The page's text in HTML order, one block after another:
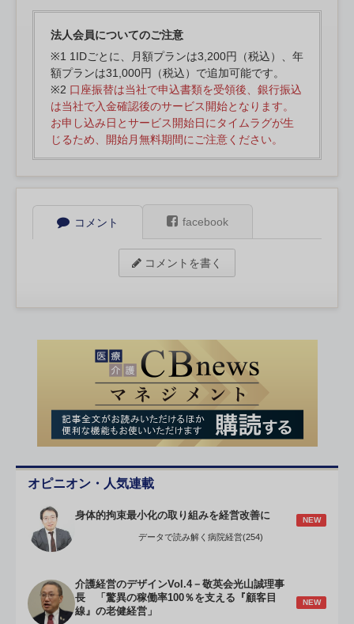
法人会員についてのご注意
※1 1IDごとに、月額プランは3,200円（税込）、年
額プランは31,000円（税込）で追加可能です。
※2 口座振替は当社で申込書類を受領後、銀行振込
は当社で入金確認後のサービス開始となります。
お申し込み日とサービス開始日にタイムラグが生
じるため、開始月無料期間にご注意ください。
コメント facebook
コメントを書く
オピニオン・人気連載
身体的拘束最小化の取り組みを経営改善に NEW
データで読み解く病院経営(254)
介護経営のデザインVol.4－敬英会光山誠理事
長 「驚異の稼働率100％を支える『顧客目
線』の老健経営」
NEW